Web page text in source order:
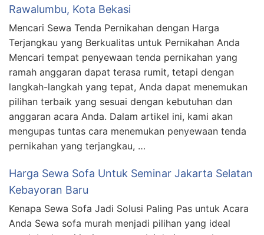
Rawalumbu, Kota Bekasi
Mencari Sewa Tenda Pernikahan dengan Harga
Terjangkau yang Berkualitas untuk Pernikahan Anda
Mencari tempat penyewaan tenda pernikahan yang
ramah anggaran dapat terasa rumit, tetapi dengan
langkah-langkah yang tepat, Anda dapat menemukan
pilihan terbaik yang sesuai dengan kebutuhan dan
anggaran acara Anda. Dalam artikel ini, kami akan
mengupas tuntas cara menemukan penyewaan tenda
pernikahan yang terjangkau, …
Harga Sewa Sofa Untuk Seminar Jakarta Selatan
Kebayoran Baru
Kenapa Sewa Sofa Jadi Solusi Paling Pas untuk Acara
Anda Sewa sofa murah menjadi pilihan yang ideal